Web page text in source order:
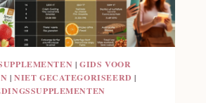
|GIDS VOOR
| NIET GECATEGORISEERD |